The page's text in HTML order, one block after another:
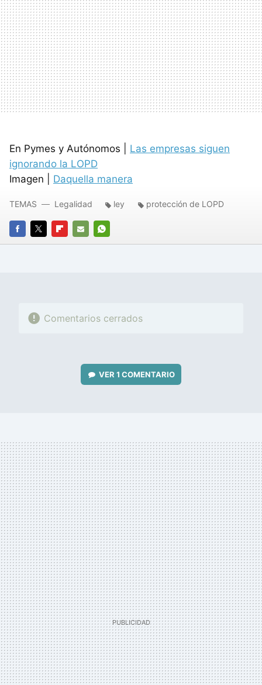
En Pymes y Autónomos | Las empresas siguen
ignorando la LOPD
Imagen | Daquella manera
FACEBOOK
TWITTERFLIPBOARD
E-
WHATSAPP
TEMAS Legalidad ley protección de LOPD
Comentarios cerrados
VER 1 COMENTARIO